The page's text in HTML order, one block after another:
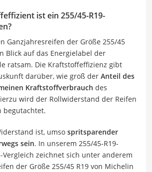
ist ein 255/45-R19-
Ganzjahresreifen der Größe 255/45
Blick auf das Energielabel der
ratsam. Die Kraftstoffeffizienz gibt
darüber, wie groß der Anteil des
Kraftstoffverbrauch des
wird der Rollwiderstand der Reifen
begutachtet.
ist, umso spritsparender
sein. In unserem 255/45-R19-
Vergleich zeichnet sich unter anderem
der Größe 255/45 R19 von Michelin